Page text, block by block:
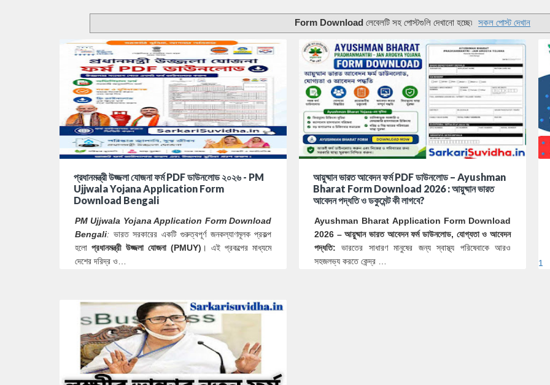
Form Download লেবেলটি সহ পোস্টগুলি দেখানো হচ্ছে৷ সকল পোস্ট দেখান
প্রধানমন্ত্রী উজ্জলা যোজনা ফর্ম PDF ডাউনলোড ২০২৬ - PM
Ujjwala Yojana Application Form
Download Bengali
PM Ujjwala Yojana Application Form Download
Bengali: ভারত সরকারের একটি গুরুত্বপূর্ণ জনকল্যাণমূলক প্রকল্প
হলো প্রধানমন্ত্রী উজ্জলা যোজনা (PMUY) । এই প্রকল্পের মাধ্যমে
দেশের দরিদ্র ও…
আয়ুষ্মান ভারত আবেদন ফর্ম PDF ডাউনলোড – Ayushman
Bharat Form Download 2026 : আয়ুষ্মান ভারত
আবেদন পদ্ধতি ও ডকুমেন্ট কী লাগবে?
Ayushman Bharat Application Form Download
2026 – আয়ুষ্মান ভারত আবেদন ফর্ম ডাউনলোড, যোগ্যতা ও আবেদন
পদ্ধতি: ভারতের সাধারণ মানুষের জন্য স্বাস্থ্য পরিষেবাকে আরও
সহজলভ্য করতে কেন্দ্র …
1